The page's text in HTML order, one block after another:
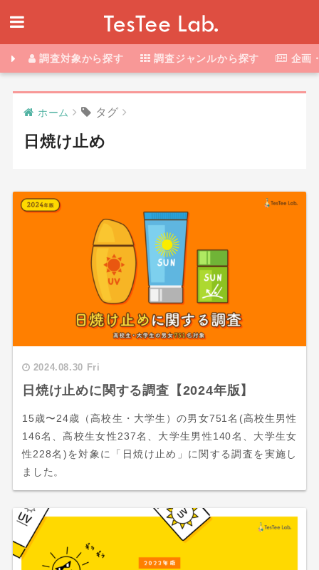
調査対象から探す 調査ジャンルから探す 企画
ホーム タグ
日焼け止め
2024.08.30 Fri
日焼け止めに関する調査【2024年版】
15歳〜24歳（高校生・大学生）の男女751名(高校生男性
146名、高校生女性237名、大学生男性140名、大学生女
性228名)を対象に「日焼け止め」に関する調査を実施し
ました。